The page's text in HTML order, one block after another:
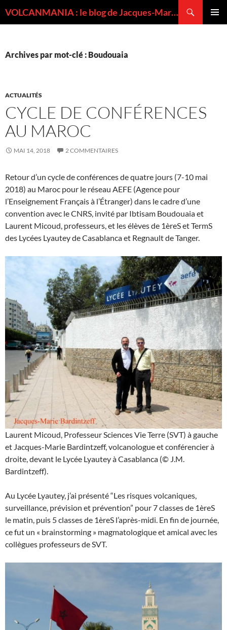
VOLCANMANIA : le blog de Jacques-Marie BARDINTZEFF, volcanologue
Archives par mot-clé : Boudouaia
ACTUALITÉS
CYCLE DE CONFÉRENCES
AU MAROC
MAI 14, 2018 2 COMMENTAIRES
Retour d’un cycle de conférences de quatre jours (7-10 mai
2018) au Maroc pour le réseau AEFE (Agence pour
l’Enseignement Français à l’Étranger) dans le cadre d’une
convention avec le CNRS, invité par Ibtisam Boudouaia et
Laurent Micoud, professeurs, et les élèves de 1èreS et TermS
des Lycées Lyautey de Casablanca et Regnault de Tanger.
Laurent Micoud, Professeur Sciences Vie Terre (SVT) à gauche
et Jacques-Marie Bardintzeff, volcanologue et conférencier à
droite, devant le Lycée Lyautey à Casablanca (© J.M.
Bardintzeff).
Au Lycée Lyautey, j’ai présenté “Les risques volcaniques,
surveillance, prévision et prévention” pour 7 classes de 1èreS
le matin, puis 5 classes de 1èreS l’après-midi. En fin de journée,
ce fut un « brainstorming » magmatologique et amical avec les
collègues professeurs de SVT.